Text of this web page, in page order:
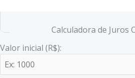
Calculadora de Juros
Valor inicial (R$):